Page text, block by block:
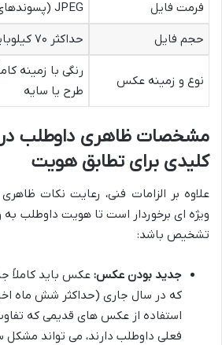
فرمت فایل
JPEG (پسوندهای .jpg یا .jpeg)
حجم فایل
حداکثر ۷۰ کیلوبایت (کمتر از ۷۰ KB)
نوع و زمینه عکس
رنگی با زمینه
طرح یا سایه
مشخصات ظاهری داوطلب
کلیدی برای تطابق هویت
علاوه بر الزامات فنی، رعایت نکات
ویژه ای برخوردار است تا هویت داوطلب
تشخیص باشد:
جدید بودن عکس: عکس باید کاملاً
که در سال جاری (حداکثر شش ماه
استفاده از عکس های قدیمی که
فعلی داوطلب دارند، می تواند مشکل